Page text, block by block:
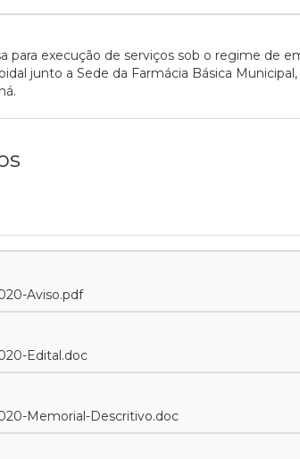
para execução de serviços sob o regime de
junto a Sede da Farmácia Básica
Aviso.pdf
Edital.doc
Memorial-Descritivo.doc